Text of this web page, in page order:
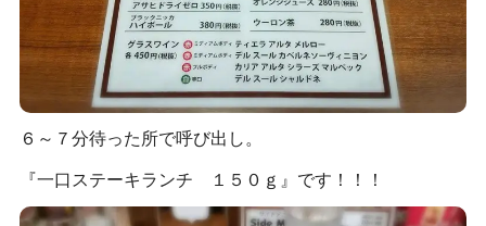
６～７分待った所で呼び出し。
『一口ステーキランチ １５０ｇ』です！！！